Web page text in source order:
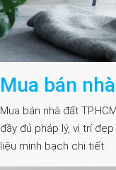
Mua bán
Mua bán nhà đất
đầy đủ pháp lý, vị trí
liệu minh bạch chi tiết.